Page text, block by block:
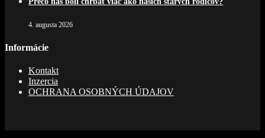
4. augusta 2026
Informácie
Kontakt
Inzercia
OCHRANA OSOBNÝCH ÚDAJOV